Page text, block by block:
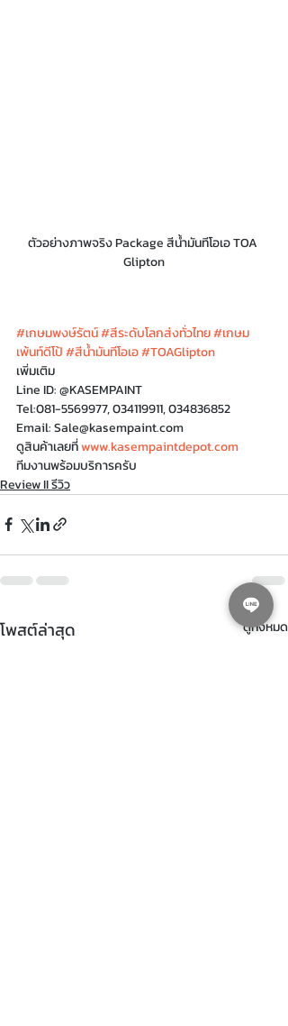
ตัวอย่างภาพจริง Package สีน้ำมันทีโอเอ TOA
Glipton
#เกษมพงษ์รัตน์#สีระดับโลกส่งทั่วไทย#เกษม
เพ้นท์ดีโป้#สีน้ำมันทีโอเอ#TOAGlipton
เพิ่มเติม
Line ID: @KASEMPAINT
Tel:081-5569977, 034119911, 034836852
Email: Sale@kasempaint.com
ดูสินค้าเลยที่ www.kasempaintdepot.com
ทีมงานพร้อมบริการครับ
Review II รีวิว
โพสต์ล่าสุด ดูทั้งหมด